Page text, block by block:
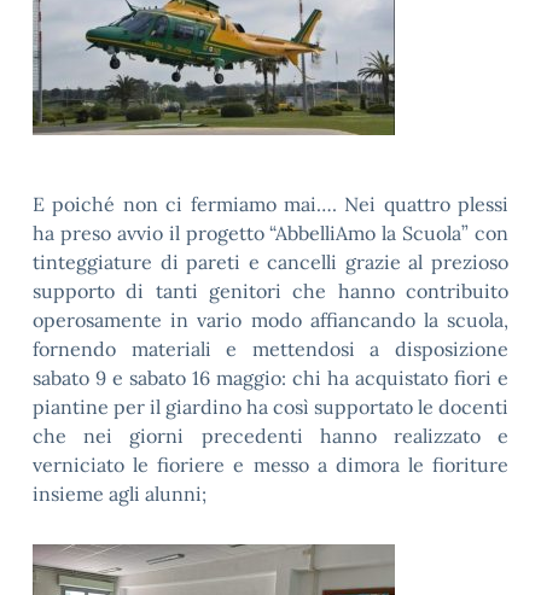
E poiché non ci fermiamo mai…. Nei quattro plessi
ha preso avvio il progetto “AbbelliAmo la Scuola” con
tinteggiature di pareti e cancelli grazie al prezioso
supporto di tanti genitori che hanno contribuito
operosamente in vario modo affiancando la scuola,
fornendo materiali e mettendosi a disposizione
sabato 9 e sabato 16 maggio: chi ha acquistato fiori e
piantine per il giardino ha così supportato le docenti
che nei giorni precedenti hanno realizzato e
verniciato le fioriere e messo a dimora le fioriture
insieme agli alunni;